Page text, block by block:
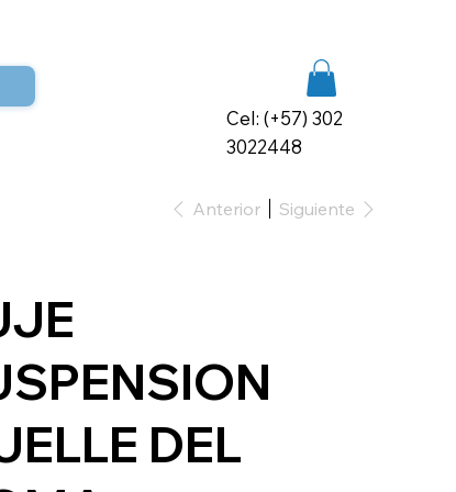
Cel: (+57) 302
3022448
Anterior Siguiente
DEL